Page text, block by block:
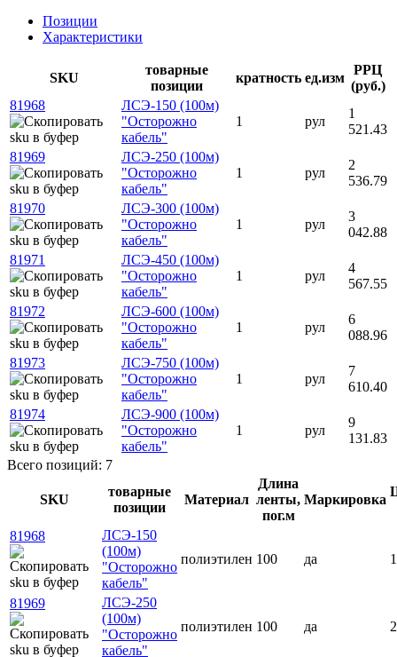
Позиции
Характеристики
SKU
товарные
позиции
кратность ед.изм
РРЦ
(руб.)
81968
ЛСЭ-150 (100м)
"Осторожно
кабель"
1 рул
1
521.43
81969
ЛСЭ-250 (100м)
"Осторожно
кабель"
1 рул
2
536.79
81970
ЛСЭ-300 (100м)
"Осторожно
кабель"
1 рул
3
042.88
81971
ЛСЭ-450 (100м)
"Осторожно
кабель"
1 рул
4
567.55
81972
ЛСЭ-600 (100м)
"Осторожно
кабель"
1 рул
6
088.96
81973
ЛСЭ-750 (100м)
"Осторожно
кабель"
1 рул
7
610.40
81974
ЛСЭ-900 (100м)
"Осторожно
кабель"
1 рул
9
131.83
Всего позиций: 7
SKU
товарные
позиции
Материал
Длина
ленты,
пог.м
Маркировка
81968
ЛСЭ-150
(100м)
"Осторожно
кабель"
полиэтилен 100 да
81969
ЛСЭ-250
(100м)
"Осторожно
кабель"
полиэтилен 100 да